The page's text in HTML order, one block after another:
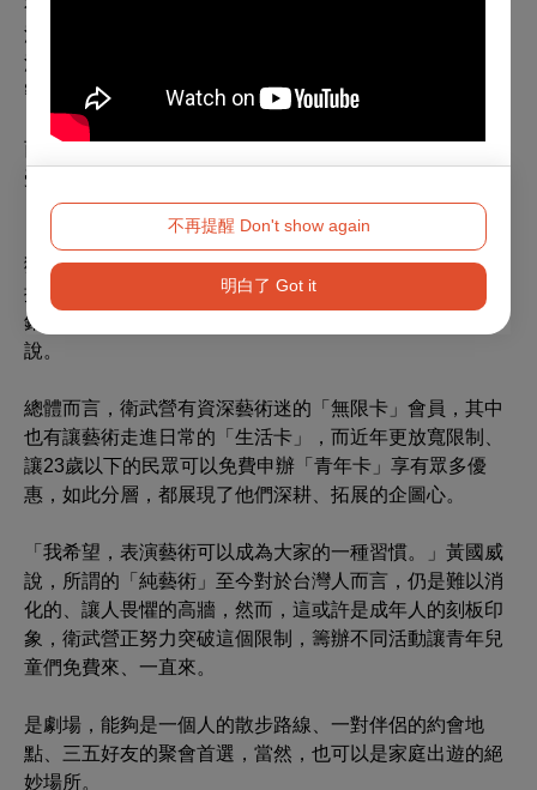
不再提醒 Don't show again
明白了 Got it
有趣，儘管藝術確實是我們的核心，但還是有各種面向的
活動能夠提供給民眾，例如涉及親子教養、建築導覽、生
活質感。」他一一列舉，並相信，當空間與人建立起了親
密感，這空間的核心價值就能點滴渲染進人心裡頭。
而黃國威相信這份等待的價值，相信衛武營會員能逐步感
受到此連結的變化。
「坦白說，因為人力配置的變化，我們一直到2024年才單
獨將會員組拆分出來。且是從『顧客服務組』拆出來的，
換句話說，我們一開始就確定會員的推廣重點不是以『行
銷』為出發，而是以提供更多樣的服務為主。」黃國威
說。
總體而言，衛武營有資深藝術迷的「無限卡」會員，其中
也有讓藝術走進日常的「生活卡」，而近年更放寬限制、
讓23歲以下的民眾可以免費申辦「青年卡」享有眾多優
惠，如此分層，都展現了他們深耕、拓展的企圖心。
「我希望，表演藝術可以成為大家的一種習慣。」黃國威
說，所謂的「純藝術」至今對於台灣人而言，仍是難以消
化的、讓人畏懼的高牆，然而，這或許是成年人的刻板印
象，衛武營正努力突破這個限制，籌辦不同活動讓青年兒
童們免費來、一直來。
是劇場，能夠是一個人的散步路線、一對伴侶的約會地
點、三五好友的聚會首選，當然，也可以是家庭出遊的絕
妙場所。